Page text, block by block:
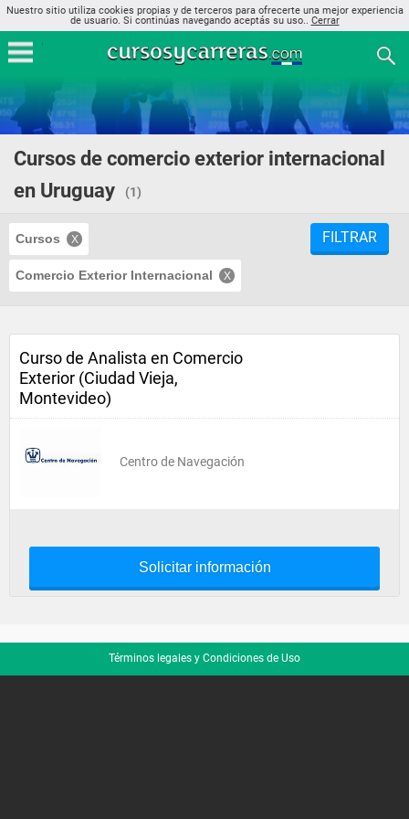
Nuestro sitio utiliza cookies propias y de terceros para ofrecerte una mejor experiencia
de usuario. Si continúas navegando aceptás su uso.. Cerrar
Cursos de comercio exterior internacional
en Uruguay
(1)
Cursos
Comercio Exterior Internacional
FILTRAR
Curso de Analista en Comercio
Exterior (Ciudad Vieja,
Montevideo)
Centro de Navegación
Solicitar información
Términos legales y Condiciones de Uso